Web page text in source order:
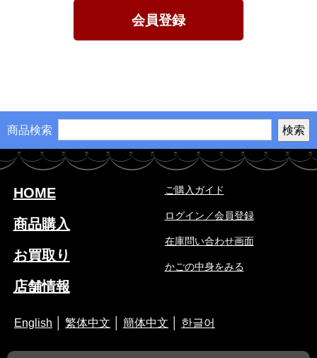
会員登録
商品検索
HOME
商品購入
お買取り
店舗情報
ご購入ガイド
ログイン／会員登録
在庫問い合わせ画面
かごの中身をみる
English 繁体中文 簡体中文 한글어